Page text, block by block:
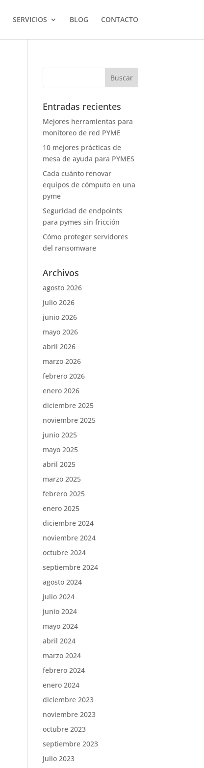
SERVICIOS BLOG CONTACTO
Entradas recientes
Mejores herramientas para
monitoreo de red PYME
10 mejores prácticas de
mesa de ayuda para PYMES
Cada cuánto renovar
equipos de cómputo en una
pyme
Seguridad de endpoints
para pymes sin fricción
Cómo proteger servidores
del ransomware
Archivos
agosto 2026
julio 2026
junio 2026
mayo 2026
abril 2026
marzo 2026
febrero 2026
enero 2026
diciembre 2025
noviembre 2025
junio 2025
mayo 2025
abril 2025
marzo 2025
febrero 2025
enero 2025
diciembre 2024
noviembre 2024
octubre 2024
septiembre 2024
agosto 2024
julio 2024
junio 2024
mayo 2024
abril 2024
marzo 2024
febrero 2024
enero 2024
diciembre 2023
noviembre 2023
octubre 2023
septiembre 2023
julio 2023